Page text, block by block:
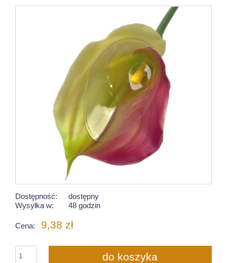
Dostępność:
dostępny
Wysyłka w:
48 godzin
Cena: 9,38 zł
do koszyka